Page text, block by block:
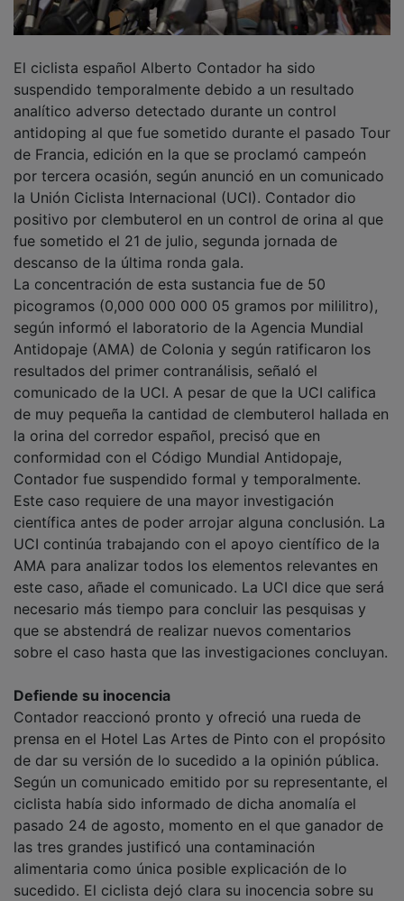
El ciclista español Alberto Contador ha sido
suspendido temporalmente debido a un resultado
analítico adverso detectado durante un control
antidoping al que fue sometido durante el pasado Tour
de Francia, edición en la que se proclamó campeón
por tercera ocasión, según anunció en un comunicado
la Unión Ciclista Internacional (UCI). Contador dio
positivo por clembuterol en un control de orina al que
fue sometido el 21 de julio, segunda jornada de
descanso de la última ronda gala.
La concentración de esta sustancia fue de 50
picogramos (0,000 000 000 05 gramos por mililitro),
según informó el laboratorio de la Agencia Mundial
Antidopaje (AMA) de Colonia y según ratificaron los
resultados del primer contranálisis, señaló el
comunicado de la UCI. A pesar de que la UCI califica
de muy pequeña la cantidad de clembuterol hallada en
la orina del corredor español, precisó que en
conformidad con el Código Mundial Antidopaje,
Contador fue suspendido formal y temporalmente.
Este caso requiere de una mayor investigación
científica antes de poder arrojar alguna conclusión. La
UCI continúa trabajando con el apoyo científico de la
AMA para analizar todos los elementos relevantes en
este caso, añade el comunicado. La UCI dice que será
necesario más tiempo para concluir las pesquisas y
que se abstendrá de realizar nuevos comentarios
sobre el caso hasta que las investigaciones concluyan.
Defiende su inocencia
Contador reaccionó pronto y ofreció una rueda de
prensa en el Hotel Las Artes de Pinto con el propósito
de dar su versión de lo sucedido a la opinión pública.
Según un comunicado emitido por su representante, el
ciclista había sido informado de dicha anomalía el
pasado 24 de agosto, momento en el que ganador de
las tres grandes justificó una contaminación
alimentaria como única posible explicación de lo
sucedido. El ciclista dejó clara su inocencia sobre su